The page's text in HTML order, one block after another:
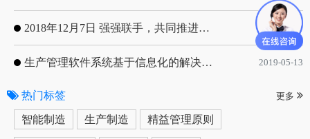
2018年12月7日 强强联手，共同推进电子器件领域APS应用典范 风华高科生产自动化工业互联网应用项目-APS项目启动会 2018-12-07
生产管理软件系统基于信息化的解决方案 2019-05-13
热门标签 更多
智能制造 生产制造 精益管理原则